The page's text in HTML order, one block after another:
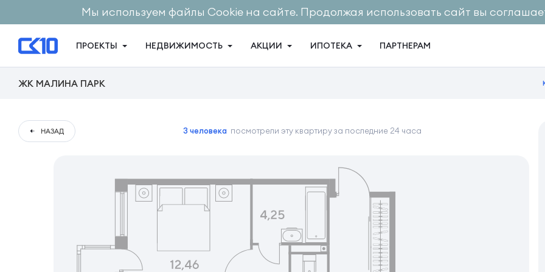
Мы используем файлы Cookie на сайте. Продолжая использовать сайт вы
ПРОЕКТЫ НЕДВИЖИМОСТЬ АКЦИИ ИПОТЕКА ПАРТНЕРАМ
ЖК МАЛИНА ПАРК
НАЗАД 3 человека посмотрели эту квартиру за последние 24 часа